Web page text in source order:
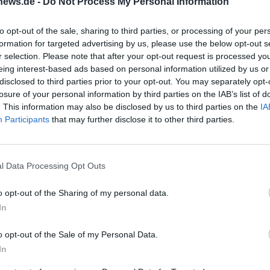
opt-out of the sale, sharing to third parties, or processing of your
for targeted advertising by us, please use the below opt-out
selection. Please note that after your opt-out request is processed
interest-based ads based on personal information utilized by us
to third parties prior to your opt-out. You may separately
of your personal information by third parties on the IAB’s list of
This information may also be disclosed by us to third parties on the
Participants that may further disclose it to other third parties.
Data Processing Opt Outs
opt-out of the Sharing of my personal data.
opt-out of the Sale of my Personal Data.
Hausgruppe des Mühlberg-Ensembles. Wer also
Kemptens Geschichte besonders anschaulich
sehr schnell fündig. Der Platz ist nicht groß im
macht seinen Reiz aus. Er ist ein Ort des kurzen
Weitergehens, ein städtischer Knotenpunkt für alle,
als lebendigen Geschichtsraum wahrnehmen
nach Kempten ist aus touristischer Sicht gut
verfügt über Bahnanschlüsse, ein innerstädtisch
in der Kotterner Straße 50, die laut offizieller
der Innenstadt verbunden ist. Für Reisebusse nennt
Tourismusseite zudem eine Haltemöglichkeit zum
St.-Mang-Platz. Das ist praktisch für Gruppen,
erst lange nach einem zentralen Treffpunkt
orientiert sich am besten an den Parkflächen und